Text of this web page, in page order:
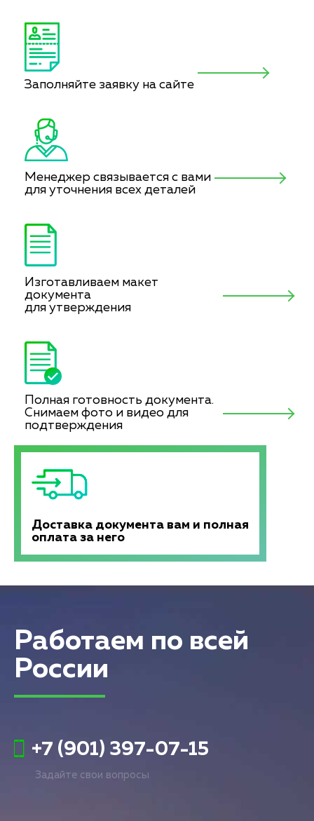
Заполняйте заявку на сайте
Менеджер связывается с вами
для уточнения всех деталей
Изготавливаем макет
документа
для утверждения
Полная готовность документа.
Снимаем фото и видео для
подтверждения
Доставка документа вам и полная
оплата за него
Работаем по всей
России
+7 (901) 397-07-15
Задайте свои вопросы